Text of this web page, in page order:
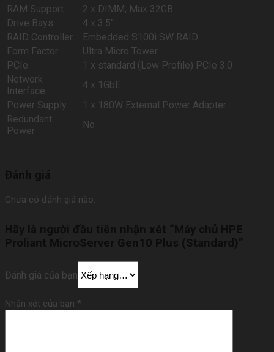
RAM Support
2 x DIMM, Max 32GB
Drive Bays
4 x 3.5″
RAID Controller
Embedded S100i SW RAID
Form Factor
Ultra Micro Tower
PCIe
1 x standard (Low Profile) PCIe 3.0
Network
Interface
4 x 1GbE
Power Supply
1 x 180W External Power Adapter
Redundant
Power
No
Chưa có đánh giá nào.
Đánh giá của bạn
Nhận xét của bạn *